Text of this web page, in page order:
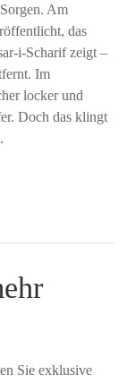
Am
das
i-Scharif zeigt –
Im
locker und
Doch das klingt
Sie exklusive